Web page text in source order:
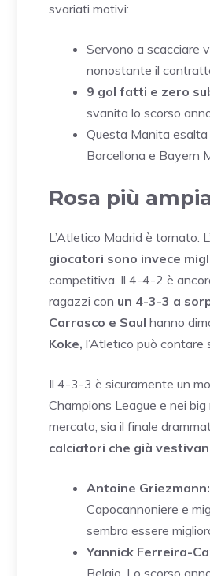
svariati motivi:
Servono a scacciare
nonostante il
9 gol fatti e zero
svanita lo scorso
Questa Manita esalta
Barcellona e Bayern
Rosa più
L’Atletico Madrid è tornato.
giocatori sono invece
competitiva. Il 4-4-2 è
ragazzi con un 4-3-3 a
Carrasco e Saul hanno
Koke, l’Atletico può
Il 4-3-3 è sicuramente un
Champions League e nei
mercato, sia il finale
calciatori che già
Antoine Griezmann:
Capocannoniere e
sembra essere
Yannick Ferreira-
Belgio. Lo scorso